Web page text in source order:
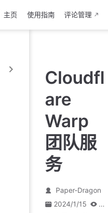
主页 使用指南 评论管理
Cloudfl
are
Warp
团队服
务
Paper-Dragon
2024/1/15
...